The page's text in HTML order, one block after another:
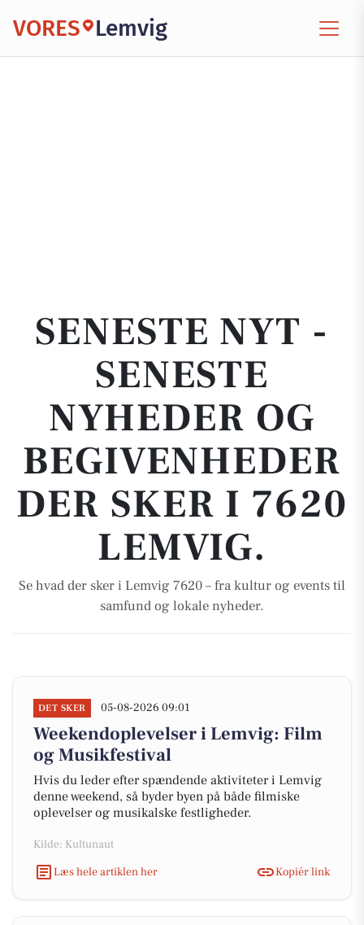
VORES Lemvig
SENESTE NYT -
SENESTE
NYHEDER OG
BEGIVENHEDER
DER SKER I 7620
LEMVIG.
Se hvad der sker i Lemvig 7620 – fra kultur og events til
samfund og lokale nyheder.
DET SKER 05-08-2026 09:01
Weekendoplevelser i Lemvig: Film
og Musikfestival
Hvis du leder efter spændende aktiviteter i Lemvig
denne weekend, så byder byen på både filmiske
oplevelser og musikalske festligheder.
Kilde: Kultunaut
Læs hele artiklen her
Kopiér link